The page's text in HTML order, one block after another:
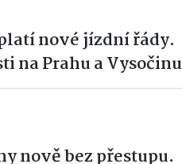
nové jízdní řády.
na Prahu a Vysočinu
nově bez přestupu.